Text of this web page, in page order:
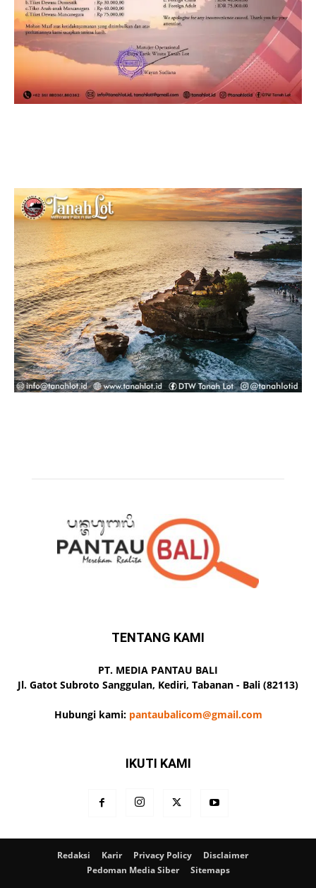
TENTANG KAMI
PT. MEDIA PANTAU BALI
Jl. Gatot Subroto Sanggulan, Kediri, Tabanan - Bali (82113)
Hubungi kami: pantaubalicom@gmail.com
IKUTI KAMI
Redaksi Karir Privacy Policy
Disclaimer
Pedoman Media Siber
Sitemaps